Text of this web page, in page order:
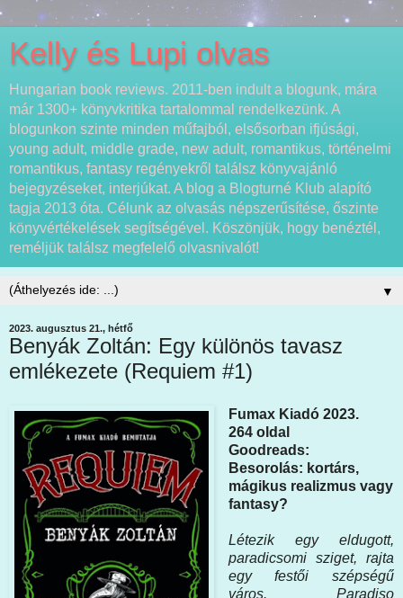
Kelly és Lupi olvas
Hungarian book reviews. 2011-ben indult a blogunk, mára
már 1300+ könyvkritika tartalommal rendelkezünk. A
blogunkon szinte minden műfajból, elsősorban ifjúsági,
young adult, middle grade, new adult, romantikus, történelmi
romantikus, fantasy regényekről találsz könyvajánló
bejegyzéseket, interjúkat. A blog a Blogturné Klub alapító
tagja 2013 óta. Célunk az olvasás népszerűsítése, őszinte
könyvértékelések segítségével. Köszönjük, hogy benéztél,
reméljük találsz megfelelő olvasnivalót!
▼
2023. augusztus 21., hétfő
Benyák Zoltán: Egy ​különös tavasz
emlékezete (Requiem #1)
Fumax Kiadó 2023.
264 oldal
Goodreads:
Besorolás: kortárs,
mágikus realizmus vagy
fantasy?
Létezik egy eldugott,
paradicsomi sziget, rajta
egy festői szépségű
város. Paradiso